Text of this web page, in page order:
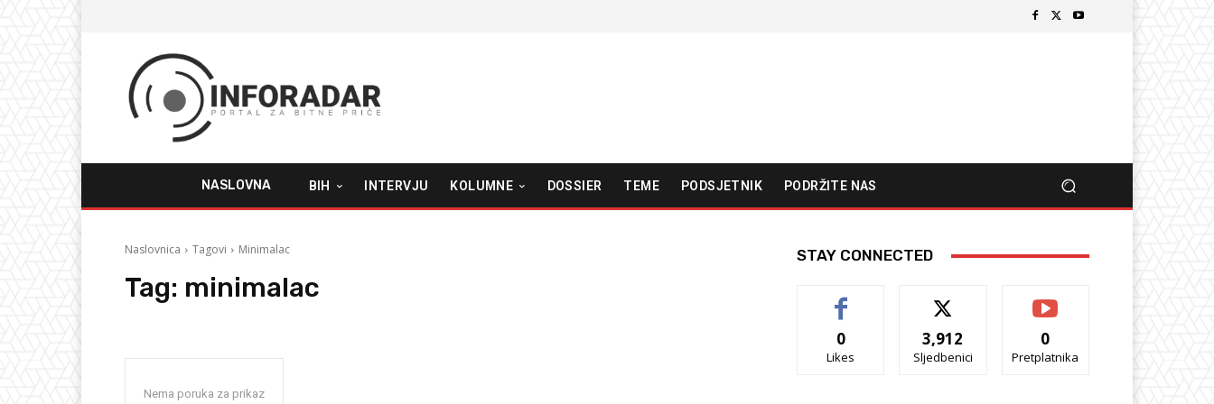
NASLOVNA BIH INTERVJU KOLUMNE DOSSIER TEME PODSJETNIK PODRŽITE NAS
Naslovnica Tagovi Minimalac
Tag: minimalac
Nema poruka za prikaz
STAY CONNECTED
0
Likes
3,912
Sljedbenici
0
Pretplatnika